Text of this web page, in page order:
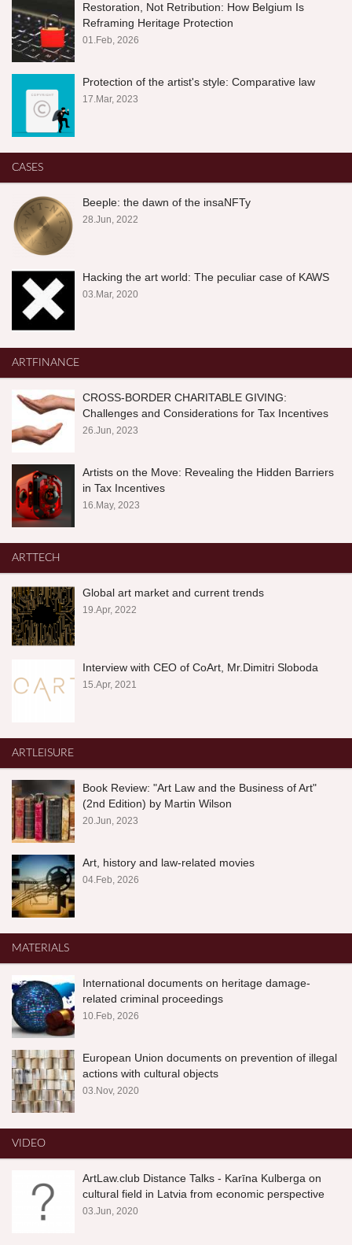
Restoration, Not Retribution: How Belgium Is
Reframing Heritage Protection
01.Feb, 2026
Protection of the artist's style: Comparative law
17.Mar, 2023
CASES
Beeple: the dawn of the insaNFTy
28.Jun, 2022
Hacking the art world: The peculiar case of KAWS
03.Mar, 2020
ARTFINANCE
CROSS-BORDER CHARITABLE GIVING:
Challenges and Considerations for Tax Incentives
26.Jun, 2023
Artists on the Move: Revealing the Hidden Barriers
in Tax Incentives
16.May, 2023
ARTTECH
Global art market and current trends
19.Apr, 2022
Interview with CEO of CoArt, Mr.Dimitri Sloboda
15.Apr, 2021
ARTLEISURE
Book Review: "Art Law and the Business of Art"
(2nd Edition) by Martin Wilson
20.Jun, 2023
Art, history and law-related movies
04.Feb, 2026
MATERIALS
International documents on heritage damage-
related criminal proceedings
10.Feb, 2026
European Union documents on prevention of illegal
actions with cultural objects
03.Nov, 2020
VIDEO
ArtLaw.club Distance Talks - Karīna Kulberga on
cultural field in Latvia from economic perspective
03.Jun, 2020